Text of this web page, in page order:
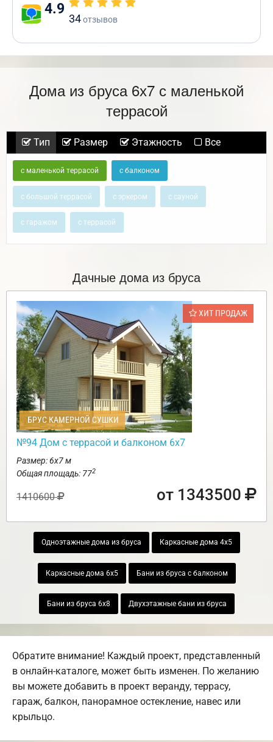
4.9
34отзывов
Дома из бруса 6х7 с маленькой
террасой
Тип Размер Этажность Все
с маленькой террасой с балконом
с большой террасой с эркером с сауной
с гаражом с террасой
Дачные дома из бруса
ХИТ ПРОДАЖ
БРУС КАМЕРНОЙ СУШКИ
№94 Дом с террасой и балконом 6х7
Размер: 6х7 м
Общая площадь: 772
1410600 от 1343500
Одноэтажные дома из бруса Каркасные дома 4х5
Каркасные дома 6х5 Бани из бруса с балконом
Бани из бруса 6х8 Двухэтажные бани из бруса
Обратите внимание! Каждый проект, представленный
в онлайн-каталоге, может быть изменен. По желанию
вы можете добавить в проект веранду, террасу,
гараж, балкон, панорамное остекление, навес или
крыльцо.